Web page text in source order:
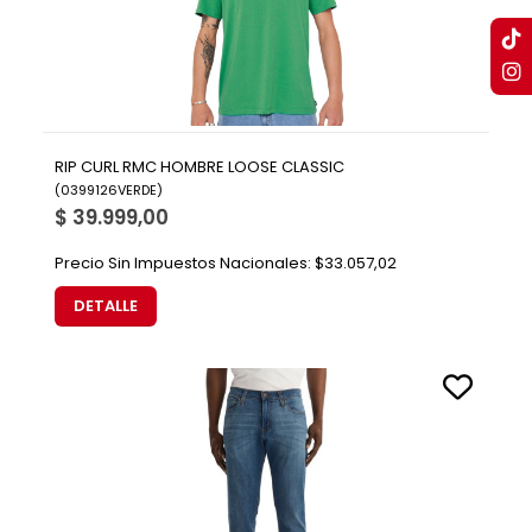
RIP CURL RMC HOMBRE LOOSE CLASSIC
(0399126VERDE)
$ 39.999,00
Precio Sin Impuestos Nacionales: $33.057,02
DETALLE